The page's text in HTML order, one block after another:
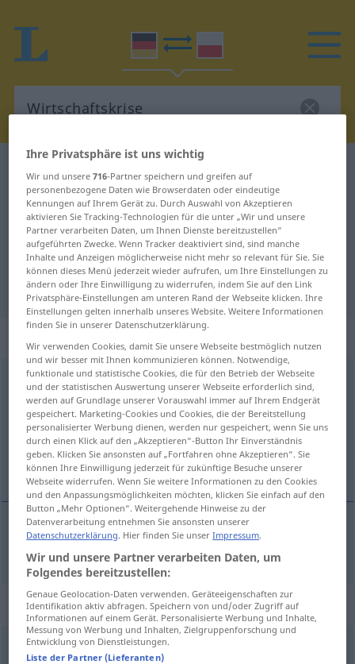
Deutsch-Polnisch Übersetzung für
"Wirtschaftskrise"
"Wirtschaftskrise" Polnisch
Übersetzung
„Wirtschaftskrise“: Femininum
Wirtschaftskrisef
Übersicht aller Übersetzungen
(Für mehr Details die Übersetzung anklicken/antippen)
kryzys gospodarczy
gospodarczy Wirtschaftskrise
Synonyme für "Wirtschaftskrise"
Konjunkturtief,(wirtschaftliche) Flaute
Ihre Privatsphäre ist uns wichtig
Wir und unsere716-Partner speichern und greifen auf
personenbezogene Daten wie Browserdaten oder eindeutige
Kennungen auf Ihrem Gerät zu. Durch Auswahl von Akzeptieren
aktivieren Sie Tracking-Technologien für die unter „Wir und unsere
Partner verarbeiten Daten, um Ihnen Dienste bereitzustellen“
aufgeführten Zwecke. Wenn Tracker deaktiviert sind, sind manche
Inhalte und Anzeigen möglicherweise nicht mehr so relevant für Sie. Sie
können dieses Menü jederzeit wieder aufrufen, um Ihre Einstellungen zu
ändern oder Ihre Einwilligung zu widerrufen, indem Sie auf den Link
Privatsphäre-Einstellungen am unteren Rand der Webseite klicken. Ihre
Einstellungen gelten innerhalb unseres Website. Weitere Informationen
finden Sie in unserer Datenschutzerklärung.
Wir verwenden Cookies, damit Sie unsere Webseite bestmöglich nutzen
und wir besser mit Ihnen kommunizieren können. Notwendige,
funktionale und statistische Cookies, die für den Betrieb der Webseite
und der statistischen Auswertung unserer Webseite erforderlich sind,
werden auf Grundlage unserer Vorauswahl immer auf Ihrem Endgerät
gespeichert. Marketing-Cookies und Cookies, die der Bereitstellung
personalisierter Werbung dienen, werden nur gespeichert, wenn Sie uns
durch einen Klick auf den „Akzeptieren“-Button Ihr Einverständnis
geben. Klicken Sie ansonsten auf „Fortfahren ohne Akzeptieren“. Sie
können Ihre Einwilligung jederzeit für zukünftige Besuche unserer
Webseite widerrufen. Wenn Sie weitere Informationen zu den Cookies
und den Anpassungsmöglichkeiten möchten, klicken Sie einfach auf den
Button „Mehr Optionen“. Weitergehende Hinweise zu der
Datenverarbeitung entnehmen Sie ansonsten unserer
Datenschutzerklärung. Hier finden Sie unserImpressum.
Wir und unsere Partner verarbeiten Daten, um
Folgendes bereitzustellen:
Genaue Geolocation-Daten verwenden. Geräteeigenschaften zur
Identifikation aktiv abfragen. Speichern von und/oder Zugriff auf
Informationen auf einem Gerät. Personalisierte Werbung und Inhalte,
Messung von Werbung und Inhalten, Zielgruppenforschung und
Entwicklung von Dienstleistungen.
Liste der Partner (Lieferanten)